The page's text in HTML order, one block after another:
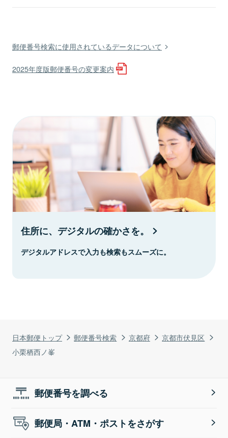
日本郵便トップ 郵便番号検索 京都府
京都市伏見区
小栗栖西ノ峯
郵便番号検索に使用されているデータについて
2025年度版郵便番号の変更案内
住所に、デジタルの確かさを。
デジタルアドレスで入力も検索もスムーズに。
郵便番号を調べる
郵便局・ATM・ポストをさがす